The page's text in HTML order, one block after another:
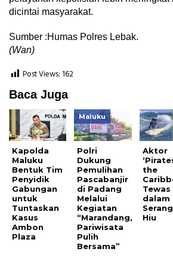
dicintai masyarakat.
Sumber :Humas Polres Lebak.
(Wan)
Post Views: 162
Baca Juga
Kapolda
Maluku
Bentuk Tim
Penyidik
Gabungan
untuk
Tuntaskan
Kasus
Ambon
Plaza
Maluku
Polri
Dukung
Pemulihan
Pascabanjir
di Padang
Melalui
Kegiatan
“Marandang,
Pariwisata
Pulih
Bersama”
Aktor
the
Tewas
dalam
Hiu